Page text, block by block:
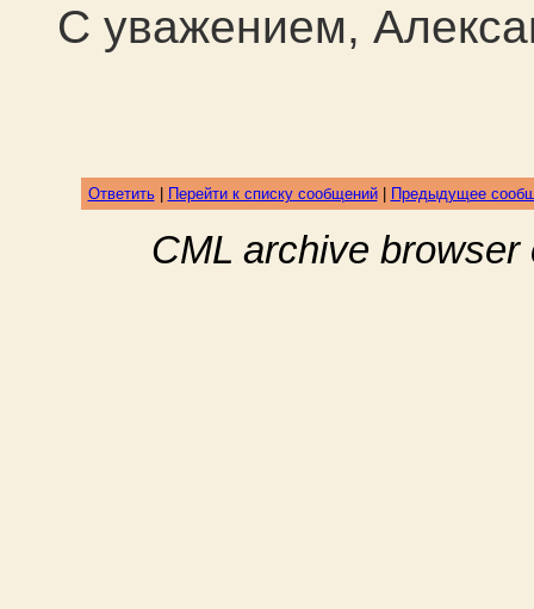
С уважением,
Ответить| Перейти к списку сообщений| Предыдущее
CML archive